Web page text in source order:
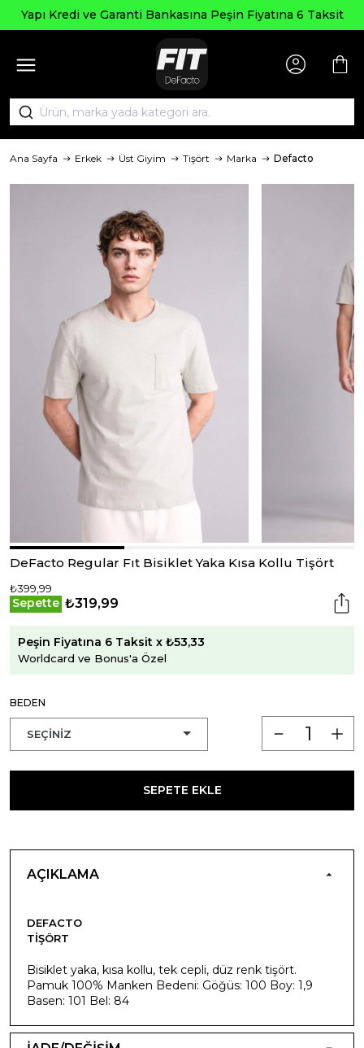
Yapı Kredi ve Garanti Bankasına Peşin Fiyatına 6 Taksit
Ana Sayfa Erkek Üst Giyim Tişört Marka Defacto
DeFacto Regular Fıt Bisiklet Yaka Kısa Kollu Tişört
₺399,99
Sepette ₺319,99
Peşin Fiyatına 6 Taksit x ₺53,33
Worldcard ve Bonus'a Özel
BEDEN
SEPETE EKLE
AÇIKLAMA
DEFACTO
TIŞÖRT
Bisiklet yaka, kısa kollu, tek cepli, düz renk tişört.
Pamuk 100% Manken Bedeni: Göğüs: 100 Boy: 1,9
Basen: 101 Bel: 84